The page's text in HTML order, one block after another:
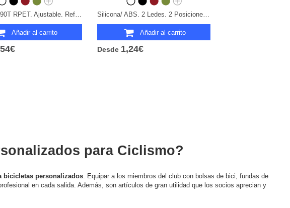
Poliéster 190T RPET. Ajustable. Reflectante.
Añadir al carrito
Silicona/ ABS. 2 Ledes. 2 Posiciones de Luz, Fija e Intermitente. Pila Botón Incluida.
Añadir al carrito
Desde 1,24€
para Ciclismo?
bicicletas personalizados. Equipar a los miembros del club con bolsas de bici, fundas de
en cada salida. Además, son artículos de gran utilidad que los socios aprecian y